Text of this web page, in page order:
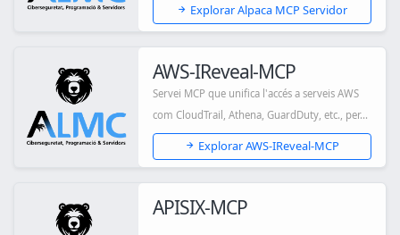
Explorar Alpaca MCP Servidor
AWS‑IReveal‑MCP
Servei MCP que unifica l'accés a serveis AWS
com CloudTrail, Athena, GuardDuty, etc., per...
Explorar AWS‑IReveal‑MCP
APISIX-MCP